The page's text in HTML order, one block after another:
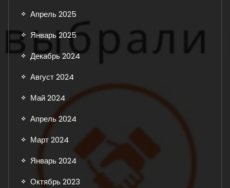
Апрель 2025
Январь 2025
Декабрь 2024
Август 2024
Май 2024
Апрель 2024
Март 2024
Январь 2024
Октябрь 2023